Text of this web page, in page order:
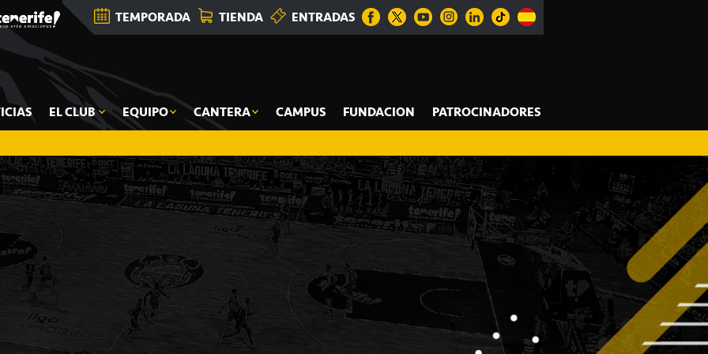
TEMPORADA TIENDA ENTRADAS
EL CLUB EQUIPO CANTERA CAMPUS FUNDACION PATROCINADORES